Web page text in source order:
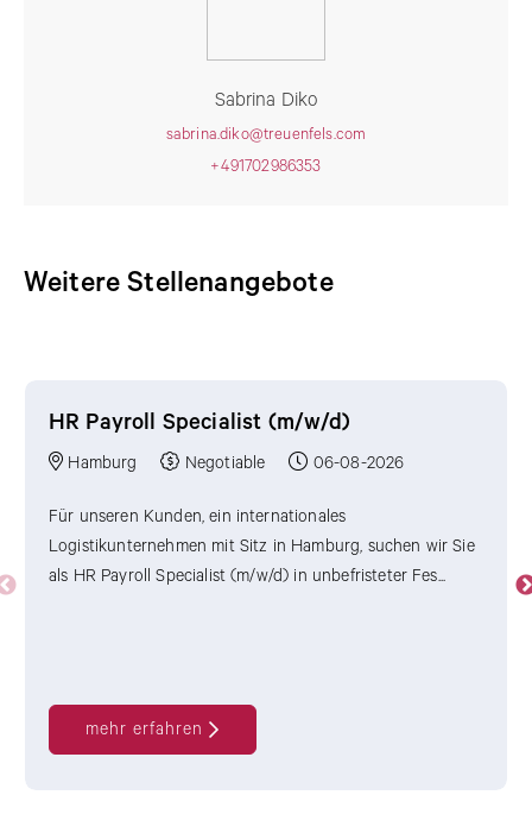
Sabrina Diko
sabrina.diko@treuenfels.com
+491702986353
Weitere Stellenangebote
HR Payroll Specialist (m/w/d)
Hamburg Negotiable 06-08-2026
Für unseren Kunden, ein internationales
Logistikunternehmen mit Sitz in Hamburg, suchen wir Sie
als HR Payroll Specialist (m/w/d) in unbefristeter Fes...
mehr erfahren